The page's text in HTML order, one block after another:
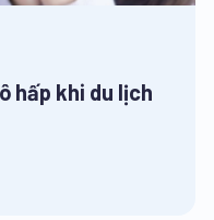
hấp khi du lịch